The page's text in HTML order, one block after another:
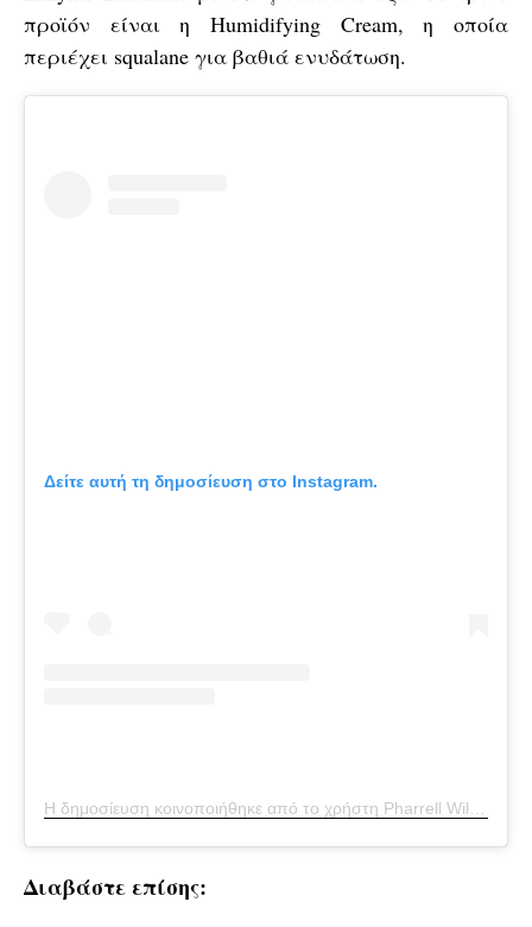
προϊόν είναι η Humidifying Cream, η οποία
περιέχει squalane για βαθιά ενυδάτωση.
Δείτε αυτή τη δημοσίευση στο Instagram.
Η δημοσίευση κοινοποιήθηκε από το χρήστη Pharrell Williams (@pharrell)
Διαβάστε επίσης: